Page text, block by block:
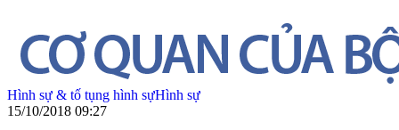
Hình sự & tố tụng hình sựHình sự
15/10/2018 09:27